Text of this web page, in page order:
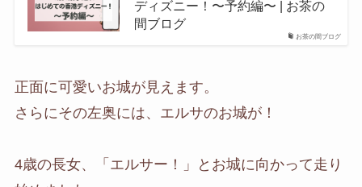
お茶の間ブログ
ディズニー！〜予約編〜 | お茶の
間ブログ
正面に可愛いお城が見えます。
さらにその左奥には、エルサのお城が！
4歳の長女、「エルサー！」とお城に向かって走り